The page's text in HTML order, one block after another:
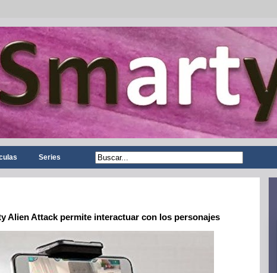
Series
Alien Attack permite interactuar con los personajes